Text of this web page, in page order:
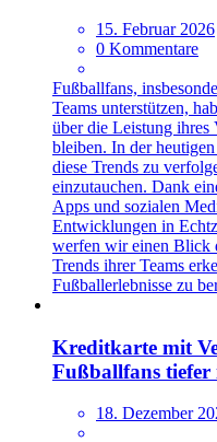
15. Februar 2026
0 Kommentare
Fußballfans,
Teams unterstützen,
über die Leistung ihres
bleiben. In der
diese Trends zu
einzutauchen. Dank
Apps und sozialen
Entwicklungen in
werfen wir einen Blick
Trends ihrer Teams
Fußballerlebnisse zu
Kreditkarte mit
Fußballfans tiefer
18. Dezember